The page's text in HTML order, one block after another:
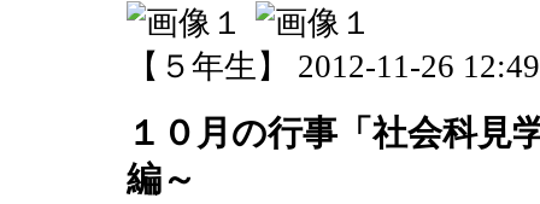
【５年生】 2012-11-26
１０月の行事「社会科見
編～